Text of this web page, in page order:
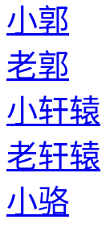
小郭
老郭
小轩辕
老轩辕
小骆